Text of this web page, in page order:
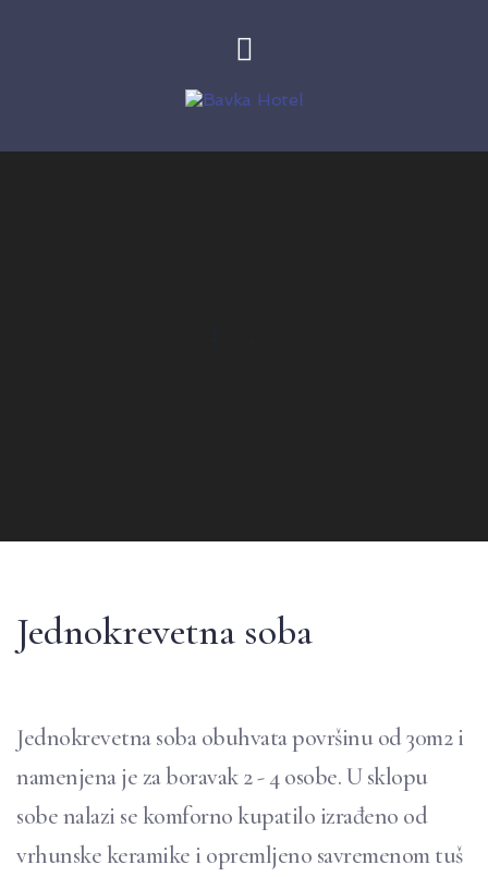
Jednokrevetna soba
Jednokrevetna soba obuhvata površinu od 30m2 i
namenjena je za boravak 2 - 4 osobe. U sklopu
sobe nalazi se komforno kupatilo izrađeno od
vrhunske keramike i opremljeno savremenom tuš